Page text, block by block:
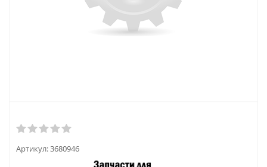
Артикул:3680946